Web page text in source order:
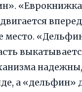
место.
а «дельфин»